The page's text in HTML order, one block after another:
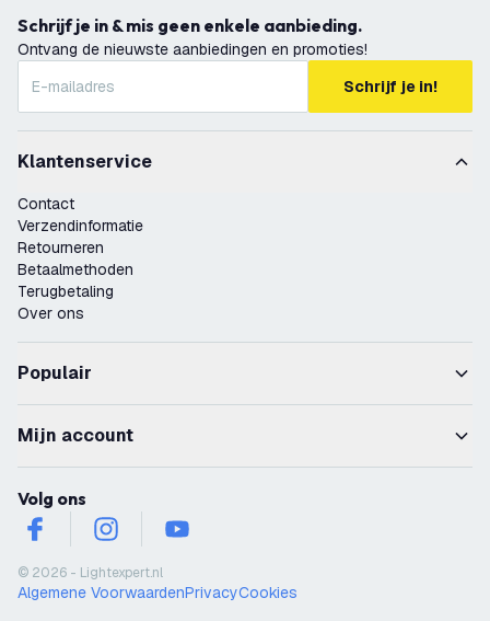
Schrijf je in & mis geen enkele aanbieding.
Ontvang de nieuwste aanbiedingen en promoties!
Schrijf je in!
Klantenservice
Contact
Verzendinformatie
Retourneren
Betaalmethoden
Terugbetaling
Over ons
Populair
Mijn account
Volg ons
facebookinstagramyoutube
© 2026 - Lightexpert.nl
Algemene VoorwaardenPrivacyCookies